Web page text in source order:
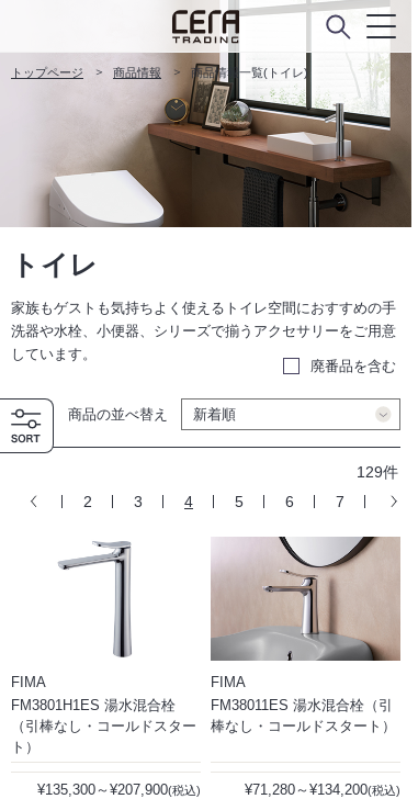
トップページ 商品情報 商品情報一覧(トイレ)
トイレ
家族もゲストも気持ちよく使えるトイレ空間におすすめの手
洗器や水栓、小便器、シリーズで揃うアクセサリーをご用意
しています。
廃番品を含む
商品の並べ替え
129件
2
3 4 5 6 7
FIMA
FM3801H1ES 湯水混合栓
（引棒なし・コールドスター
ト）
¥135,300～¥207,900(税込)
FIMA
FM38011ES 湯水混合栓（引
棒なし・コールドスタート）
¥71,280～¥134,200(税込)